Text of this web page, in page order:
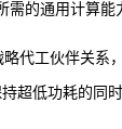
的通用计算能
代工伙伴关系
超低功耗的同